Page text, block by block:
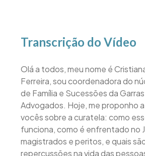
Transcrição do Vídeo
Olá a todos, meu nome é
Ferreira, sou coordenadora do
de Família e Sucessões da
Advogados. Hoje, me proponho
vocês sobre a curatela: como
funciona, como é enfrentado no
magistrados e peritos, e quais
repercussões na vida das